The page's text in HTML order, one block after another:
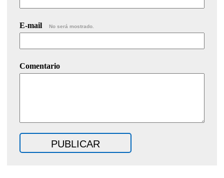
E-mail No será mostrado.
Comentario